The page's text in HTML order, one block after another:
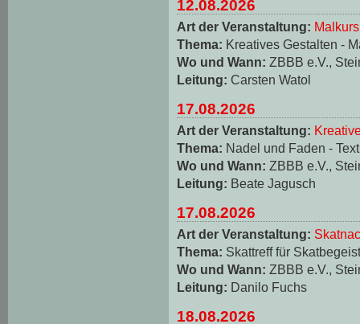
12.08.2026
Art der Veranstaltung: Malkurs
Thema: Kreatives Gestalten -
Wo und Wann: ZBBB e.V.,
Leitung: Carsten Watol
17.08.2026
Art der Veranstaltung:
Thema: Nadel und Faden -
Wo und Wann: ZBBB e.V.,
Leitung: Beate Jagusch
17.08.2026
Art der Veranstaltung:
Thema: Skattreff für
Wo und Wann: ZBBB e.V.,
Leitung: Danilo Fuchs
18.08.2026